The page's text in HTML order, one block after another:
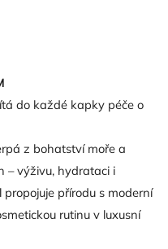
do každé kapky péče o
z bohatství moře a
– výživu, hydrataci i
přírodu s moderní
rutinu v luxusní